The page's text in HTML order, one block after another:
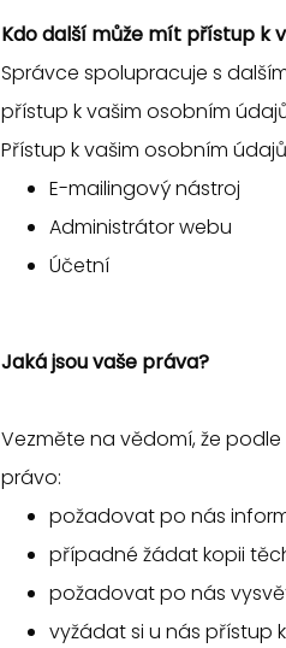
Kdo další může mít přístup k
Správce spolupracuje s
přístup k vašim osobním
Přístup k vašim osobním
E-mailingový nástroj
Administrátor webu
Účetní
Jaká jsou vaše práva?
Vezměte na vědomí, že
právo:
požadovat po nás
případné žádat kopii
požadovat po nás
vyžádat si u nás přístup